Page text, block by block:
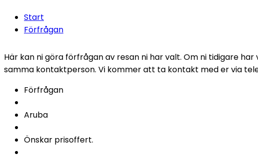
Start
Förfrågan
Här kan ni göra förfrågan av resan ni har valt. Om ni tidigare
samma kontaktperson. Vi kommer att ta kontakt med er via
Förfrågan
Aruba
Önskar prisoffert.